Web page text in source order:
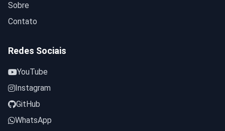
Sobre
Contato
Redes Sociais
YouTube
Instagram
GitHub
WhatsApp